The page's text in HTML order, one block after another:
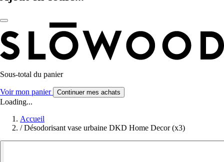
Sous-total du panier
Voir mon panier Continuer mes achats
Loading...
Accueil
/ Désodorisant vase urbaine DKD Home Decor (x3)